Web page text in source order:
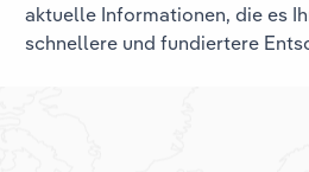
aktuelle Informationen, die es
schnellere und fundiertere